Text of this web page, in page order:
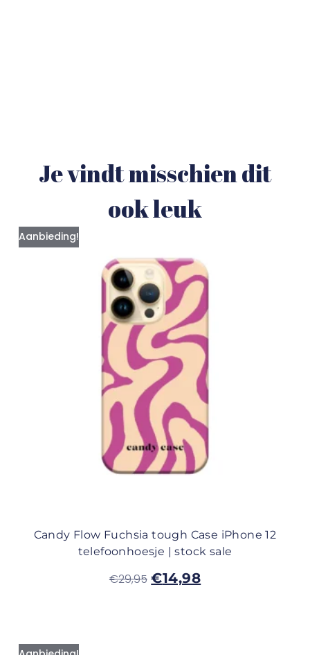
Je vindt misschien dit
ook leuk
Aanbieding!
Candy Flow Fuchsia tough Case iPhone 12
telefoonhoesje | stock sale
€29,95 €14,98